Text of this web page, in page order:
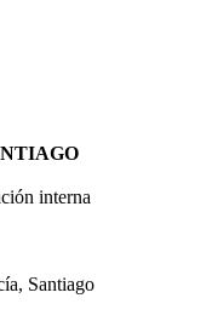
interna
Santiago